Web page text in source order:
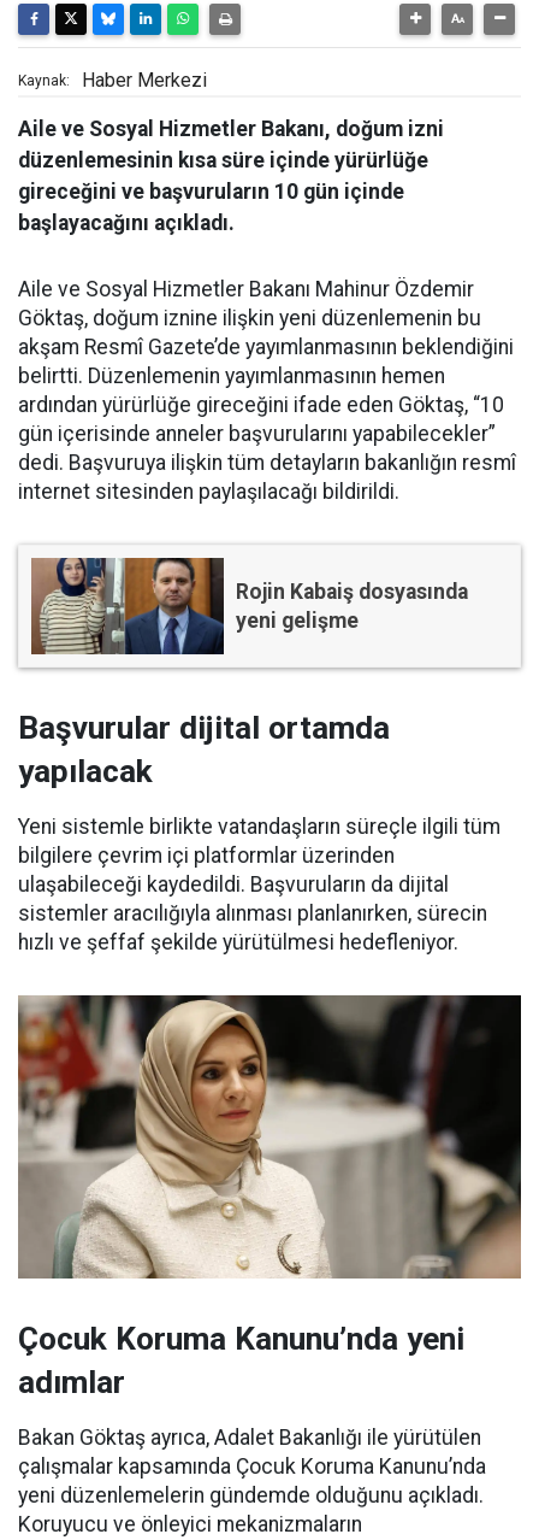
Kaynak: Haber Merkezi
Aile ve Sosyal Hizmetler Bakanı, doğum izni
düzenlemesinin kısa süre içinde yürürlüğe
gireceğini ve başvuruların 10 gün içinde
başlayacağını açıkladı.
Aile ve Sosyal Hizmetler Bakanı Mahinur Özdemir
Göktaş, doğum iznine ilişkin yeni düzenlemenin bu
akşam Resmî Gazete’de yayımlanmasının beklendiğini
belirtti. Düzenlemenin yayımlanmasının hemen
ardından yürürlüğe gireceğini ifade eden Göktaş, “10
gün içerisinde anneler başvurularını yapabilecekler”
dedi. Başvuruya ilişkin tüm detayların bakanlığın resmî
internet sitesinden paylaşılacağı bildirildi.
Rojin Kabaiş dosyasında
yeni gelişme
Başvurular dijital ortamda
yapılacak
Yeni sistemle birlikte vatandaşların süreçle ilgili tüm
bilgilere çevrim içi platformlar üzerinden
ulaşabileceği kaydedildi. Başvuruların da dijital
sistemler aracılığıyla alınması planlanırken, sürecin
hızlı ve şeffaf şekilde yürütülmesi hedefleniyor.
Çocuk Koruma Kanunu’nda yeni
adımlar
Bakan Göktaş ayrıca, Adalet Bakanlığı ile yürütülen
çalışmalar kapsamında Çocuk Koruma Kanunu’nda
yeni düzenlemelerin gündemde olduğunu açıkladı.
Koruyucu ve önleyici mekanizmaların